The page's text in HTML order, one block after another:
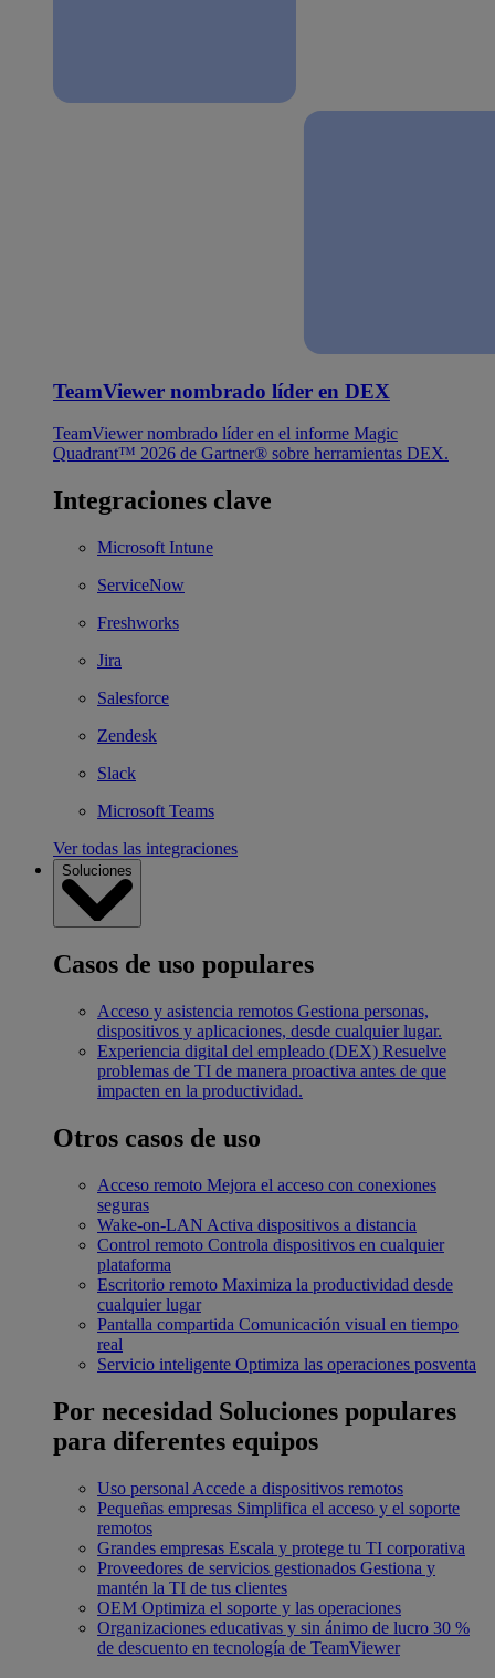
TeamViewer nombrado líder en DEX
TeamViewer nombrado líder en el informe Magic
Quadrant™ 2026 de Gartner® sobre herramientas DEX.
Integraciones clave
Microsoft Intune
ServiceNow
Freshworks
Jira
Salesforce
Zendesk
Slack
Microsoft Teams
Ver todas las integraciones
Soluciones
Casos de uso populares
Acceso y asistencia remotos Gestiona personas,
dispositivos y aplicaciones, desde cualquier lugar.
Experiencia digital del empleado (DEX) Resuelve
problemas de TI de manera proactiva antes de que
impacten en la productividad.
Otros casos de uso
Acceso remoto Mejora el acceso con conexiones
seguras
Wake-on-LAN Activa dispositivos a distancia
Control remoto Controla dispositivos en cualquier
plataforma
Escritorio remoto Maximiza la productividad desde
cualquier lugar
Pantalla compartida Comunicación visual en tiempo
real
Servicio inteligente Optimiza las operaciones posventa
Por necesidad Soluciones populares
para diferentes equipos
Uso personal Accede a dispositivos remotos
Pequeñas empresas Simplifica el acceso y el soporte
remotos
Grandes empresas Escala y protege tu TI corporativa
Proveedores de servicios gestionados Gestiona y
mantén la TI de tus clientes
OEM Optimiza el soporte y las operaciones
Organizaciones educativas y sin ánimo de lucro 30 %
de descuento en tecnología de TeamViewer